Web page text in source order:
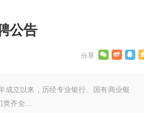
公告
成立以来，历经专业银行、国有商业银
类齐全…